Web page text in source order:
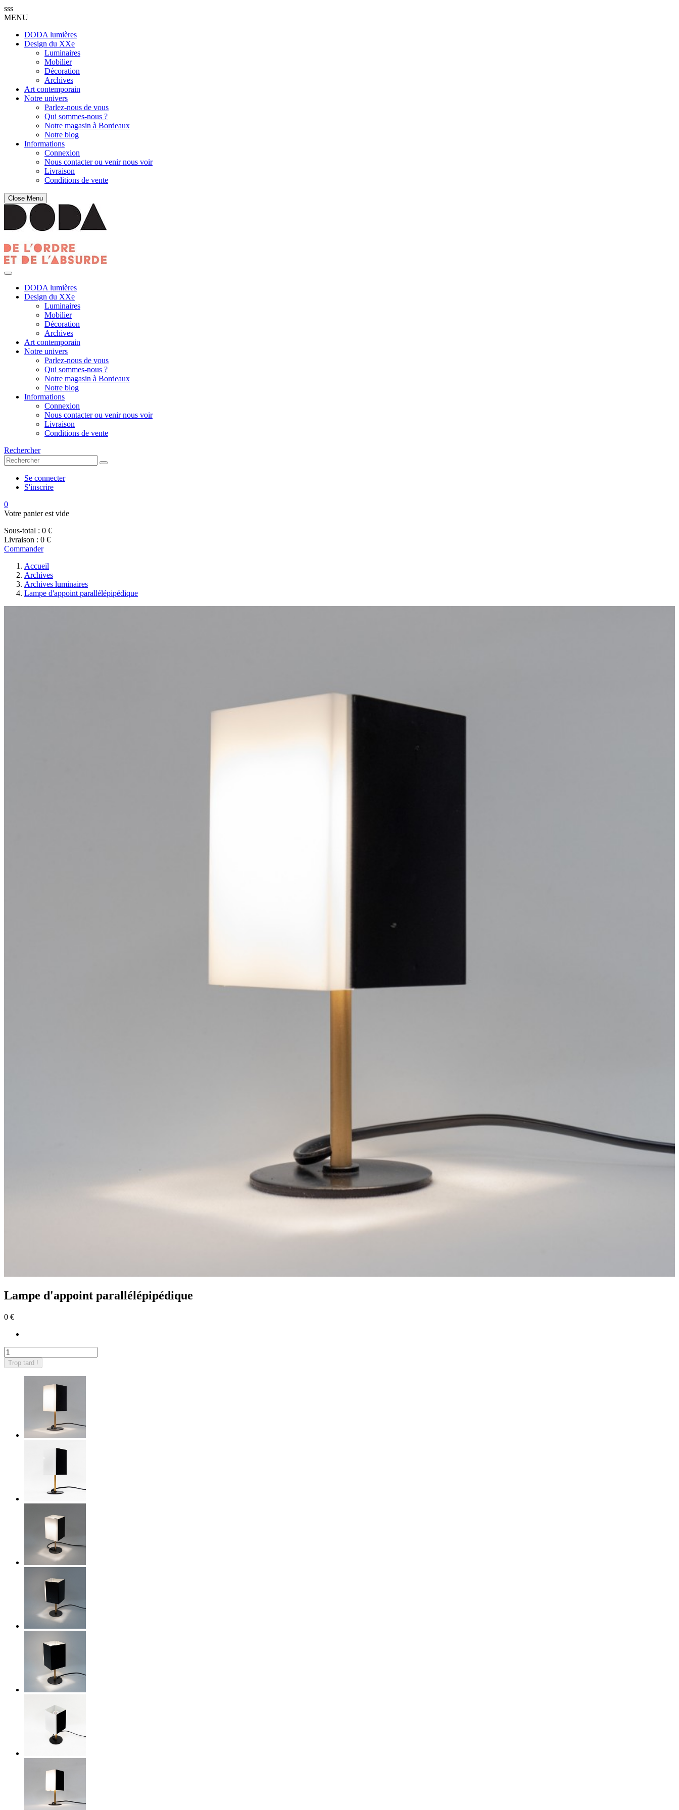
sss
MENU
DODA lumières
Design du XXe
Luminaires
Mobilier
Décoration
Archives
Art contemporain
Notre univers
Parlez-nous de vous
Qui sommes-nous ?
Notre magasin à Bordeaux
Notre blog
Informations
Connexion
Nous contacter ou venir nous voir
Livraison
Conditions de vente
Close Menu
DODA lumières
Design du XXe
Luminaires
Mobilier
Décoration
Archives
Art contemporain
Notre univers
Parlez-nous de vous
Qui sommes-nous ?
Notre magasin à Bordeaux
Notre blog
Informations
Connexion
Nous contacter ou venir nous voir
Livraison
Conditions de vente
Rechercher
Se connecter
S'inscrire
0
Votre panier est vide
Sous-total : 0 €
Livraison : 0 €
Commander
Accueil
Archives
Archives luminaires
Lampe d'appoint parallélépipédique
Lampe d'appoint parallélépipédique
0 €
Trop tard !